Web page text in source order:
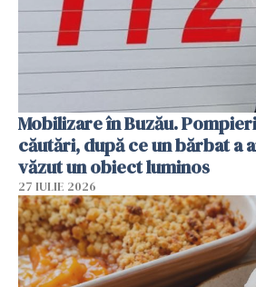
Mobilizare în Buzău.
căutări, după ce un bărbat a
văzut un obiect luminos
27 IULIE 2026